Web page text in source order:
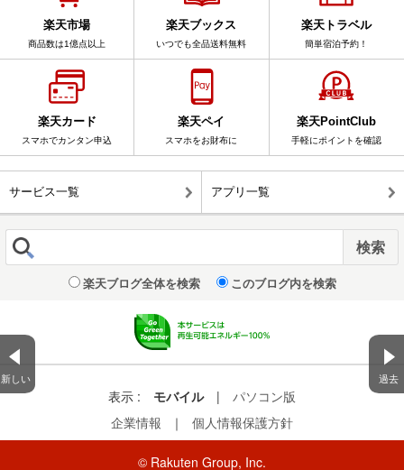
新しい 過去
楽天市場
商品数は1億点以上
楽天ブックス
いつでも全品送料無料
楽天トラベル
簡単宿泊予約！
楽天カード
スマホでカンタン申込
楽天ペイ
スマホをお財布に
楽天PointClub
手軽にポイントを確認
サービス一覧 アプリ一覧
楽天ブログ全体を検索 このブログ内を検索
表示 : モバイル |
パソコン版
企業情報
｜ 個人情報保護方針
© Rakuten Group, Inc.